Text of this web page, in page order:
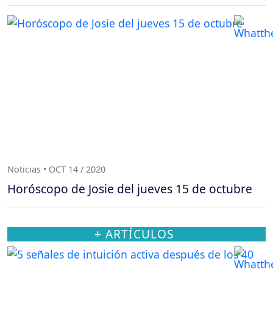
Noticias • OCT 14 / 2020
Horóscopo de Josie del jueves 15 de octubre
+ ARTÍCULOS